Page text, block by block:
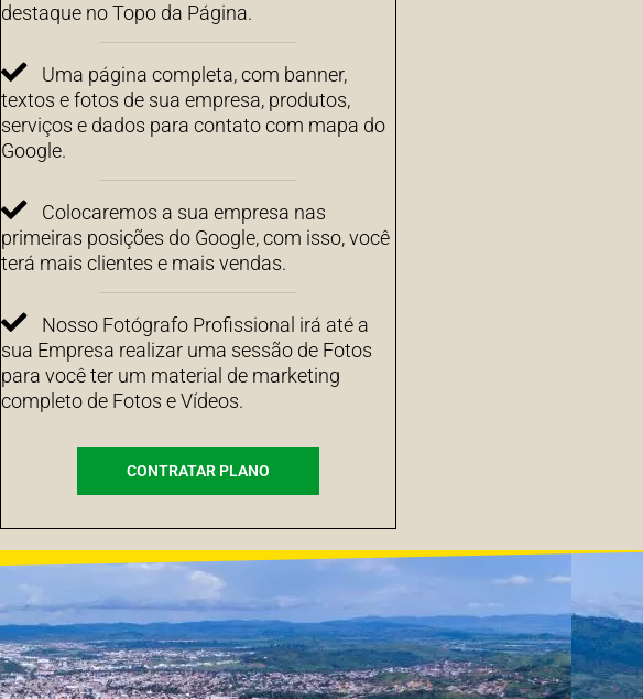
destaque no Topo da Página.
Uma página completa, com banner,
textos e fotos de sua empresa, produtos,
serviços e dados para contato com mapa do
Google.
Colocaremos a sua empresa nas
primeiras posições do Google, com isso, você
terá mais clientes e mais vendas.
Nosso Fotógrafo Profissional irá até a
sua Empresa realizar uma sessão de Fotos
para você ter um material de marketing
completo de Fotos e Vídeos.
CONTRATAR PLANO